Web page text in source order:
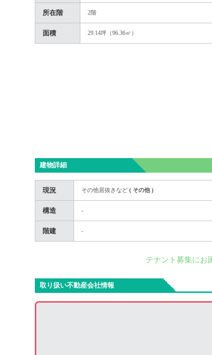
所在階 2階
面積 29.14坪（96.36㎡）
建物詳細
現況 その他居抜きなど ( その他)
構造 -
階建 -
テナント募集にお
取り扱い不動産会社情報